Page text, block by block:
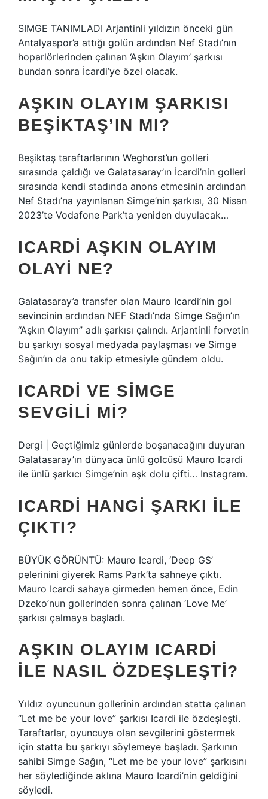
SIMGE TANIMLADI Arjantinli yıldızın önceki gün
Antalyaspor’a attığı golün ardından Nef Stadı’nın
hoparlörlerinden çalınan ‘Aşkın Olayım’ şarkısı
bundan sonra İcardi’ye özel olacak.
AŞKIN OLAYIM ŞARKISI
BEŞIKTAŞ’IN MI?
Beşiktaş taraftarlarının Weghorst’un golleri
sırasında çaldığı ve Galatasaray’ın İcardi’nin golleri
sırasında kendi stadında anons etmesinin ardından
Nef Stadı’na yayınlanan Simge’nin şarkısı, 30 Nisan
2023’te Vodafone Park’ta yeniden duyulacak…
ICARDI AŞKIN OLAYIM
OLAYI NE?
Galatasaray’a transfer olan Mauro Icardi’nin gol
sevincinin ardından NEF Stadı’nda Simge Sağın’ın
“Aşkın Olayım” adlı şarkısı çalındı. Arjantinli forvetin
bu şarkıyı sosyal medyada paylaşması ve Simge
Sağın’ın da onu takip etmesiyle gündem oldu.
ICARDI VE SIMGE
SEVGILI MI?
Dergi | Geçtiğimiz günlerde boşanacağını duyuran
Galatasaray’ın dünyaca ünlü golcüsü Mauro Icardi
ile ünlü şarkıcı Simge’nin aşk dolu çifti… Instagram.
ICARDI HANGI ŞARKI ILE
ÇIKTI?
BÜYÜK GÖRÜNTÜ: Mauro Icardi, ‘Deep GS’
pelerinini giyerek Rams Park’ta sahneye çıktı.
Mauro Icardi sahaya girmeden hemen önce, Edin
Dzeko’nun gollerinden sonra çalınan ‘Love Me’
şarkısı çalmaya başladı.
AŞKIN OLAYIM ICARDI
ILE NASIL ÖZDEŞLEŞTI?
Yıldız oyuncunun gollerinin ardından statta çalınan
“Let me be your love” şarkısı Icardi ile özdeşleşti.
Taraftarlar, oyuncuya olan sevgilerini göstermek
için statta bu şarkıyı söylemeye başladı. Şarkının
sahibi Simge Sağın, “Let me be your love” şarkısını
her söylediğinde aklına Mauro Icardi’nin geldiğini
söyledi.